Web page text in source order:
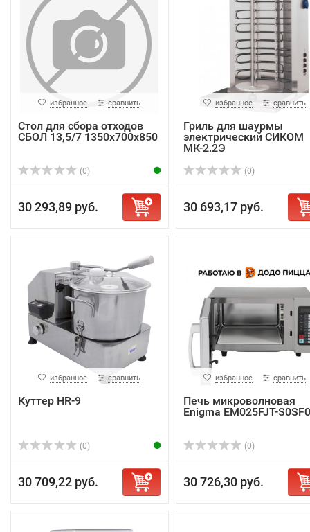
избранное сравнить
Стол для сбора отходов
СБОЛ 13,5/7 1350х700х850
(0)
30 293,89 руб.
избранное сравнить
Гриль для шаурмы
электрический СИКОМ
МК-2.2Э
(0)
30 693,17 руб.
избранное сравнить
Куттер HR-9
(0)
30 709,22 руб.
избранное сравнить
Печь микроволновая
Enigma EM025FJT-
(0)
30 726,30 руб.